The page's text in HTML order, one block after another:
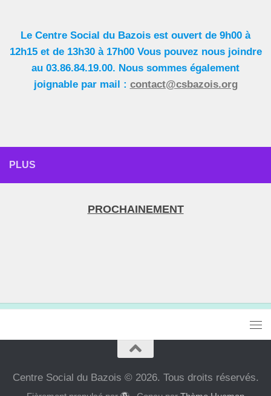
Le Centre Social du Bazois est ouvert de 9h00 à
12h15 et de 13h30 à 17h00 Vous pouvez nous joindre
au 03.86.84.19.00. Nous sommes également
joignable par mail : contact@csbazois.org
PLUS
PROCHAINEMENT
Centre Social du Bazois © 2026. Tous droits réservés.